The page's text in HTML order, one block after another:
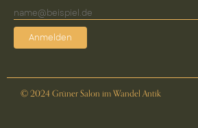
Anmelden
© 2024 Grüner Salon im Wandel Antik